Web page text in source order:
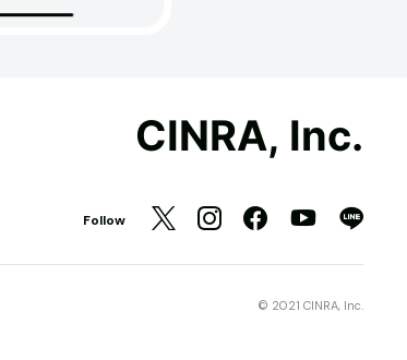
CINRA, Inc.
Follow
© 2021 CINRA, Inc.